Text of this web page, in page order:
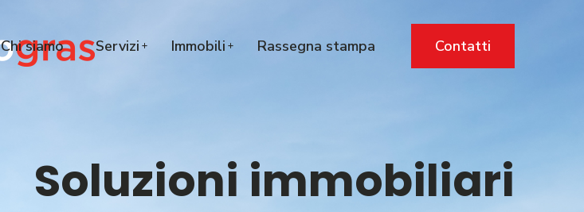
Chi siamo Servizi Immobili Rassegna stampa Contatti
Soluzioni immobiliari